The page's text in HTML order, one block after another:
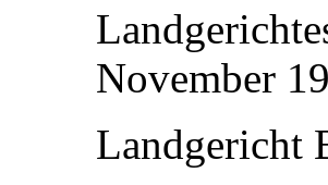
November
Landgericht